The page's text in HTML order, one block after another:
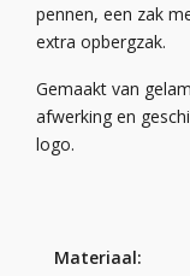
pennen, een zak
extra opbergzak.
Gemaakt van
afwerking en
logo.
Materiaal: